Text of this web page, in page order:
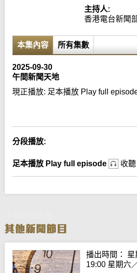
主持人:
香港電台新聞
本集內容 所有集數
2025-09-30
午間新聞天地
現正播放: 足本播放 Play full
分段播放:
足本播放 Play full episode 收聽
播出時間：
19:00 星期六